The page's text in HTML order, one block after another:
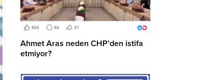
Ahmet Aras neden CHP’den istifa
etmiyor?